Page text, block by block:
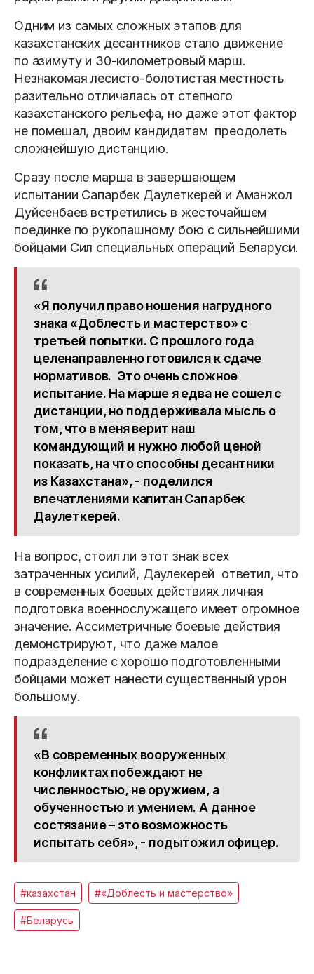
Одним из самых сложных этапов для
казахстанских десантников стало движение
по азимуту и 30-километровый марш.
Незнакомая лесисто-болотистая местность
разительно отличалась от степного
казахстанского рельефа, но даже этот фактор
не помешал, двоим кандидатам преодолеть
сложнейшую дистанцию.
Сразу после марша в завершающем
испытании Сапарбек Даулеткерей и Аманжол
Дуйсенбаев встретились в жесточайшем
поединке по рукопашному бою с сильнейшими
бойцами Сил специальных операций Беларуси.
«Я получил право ношения нагрудного
знака «Доблесть и мастерство» с
третьей попытки. С прошлого года
целенаправленно готовился к сдаче
нормативов. Это очень сложное
испытание. На марше я едва не сошел с
дистанции, но поддерживала мысль о
том, что в меня верит наш
командующий и нужно любой ценой
показать, на что способны десантники
из Казахстана», - поделился
впечатлениями капитан Сапарбек
Даулеткерей.
На вопрос, стоил ли этот знак всех
затраченных усилий, Даулекерей ответил, что
в современных боевых действиях личная
подготовка военнослужащего имеет огромное
значение. Ассиметричные боевые действия
демонстрируют, что даже малое
подразделение с хорошо подготовленными
бойцами может нанести существенный урон
большому.
«В современных вооруженных
конфликтах побеждают не
численностью, не оружием, а
обученностью и умением. А данное
состязание – это возможность
испытать себя», - подытожил офицер.
#казахстан #«Доблесть и мастерство»
#Беларусь